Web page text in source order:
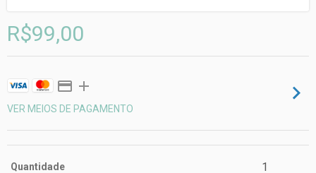
R$99,00
VER MEIOS DE PAGAMENTO
Quantidade